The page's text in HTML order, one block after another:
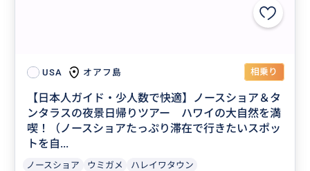
USA オアフ島 相乗り
【日本人ガイド・少人数で快適】ノースショア＆タ
ンタラスの夜景日帰りツアー ハワイの大自然を満
喫！（ノースショアたっぷり滞在で行きたいスポッ
トを自...
ノースショア ウミガメ
ハレイワタウン